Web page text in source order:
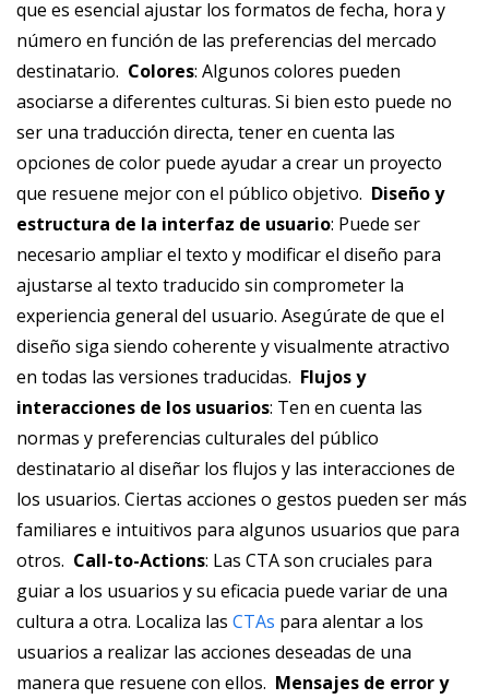
que es esencial ajustar los formatos de fecha, hora y
número en función de las preferencias del mercado
destinatario. ‎ Colores: Algunos colores pueden
asociarse a diferentes culturas. Si bien esto puede no
ser una traducción directa, tener en cuenta las
opciones de color puede ayudar a crear un proyecto
que resuene mejor con el público objetivo. ‎ Diseño y
estructura de la interfaz de usuario: Puede ser
necesario ampliar el texto y modificar el diseño para
ajustarse al texto traducido sin comprometer la
experiencia general del usuario. Asegúrate de que el
diseño siga siendo coherente y visualmente atractivo
en todas las versiones traducidas. ‎ Flujos y
interacciones de los usuarios: Ten en cuenta las
normas y preferencias culturales del público
destinatario al diseñar los flujos y las interacciones de
los usuarios. Ciertas acciones o gestos pueden ser más
familiares e intuitivos para algunos usuarios que para
otros. ‎ Call-to-Actions: Las CTA son cruciales para
guiar a los usuarios y su eficacia puede variar de una
cultura a otra. Localiza las CTAs para alentar a los
usuarios a realizar las acciones deseadas de una
manera que resuene con ellos. ‎ Mensajes de error y